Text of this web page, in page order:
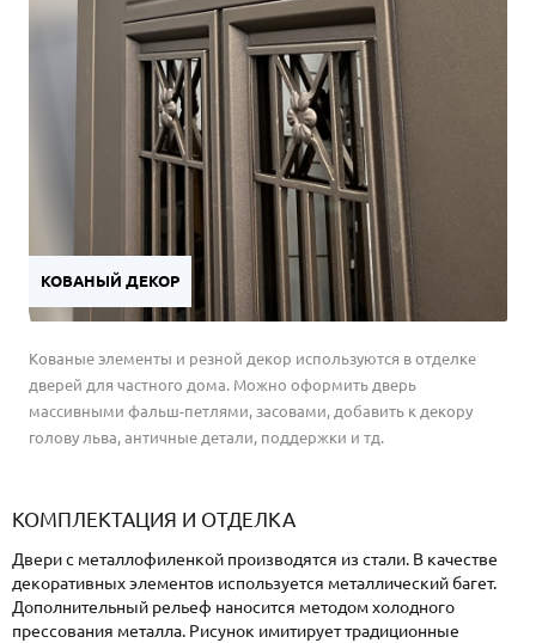
КОВАНЫЙ ДЕКОР
Кованые элементы и резной декор используются в отделке
дверей для частного дома. Можно оформить дверь
массивными фальш-петлями, засовами, добавить к декору
голову льва, античные детали, поддержки и тд.
КОМПЛЕКТАЦИЯ И ОТДЕЛКА
Двери с металлофиленкой производятся из стали. В качестве
декоративных элементов используется металлический багет.
Дополнительный рельеф наносится методом холодного
прессования металла. Рисунок имитирует традиционные